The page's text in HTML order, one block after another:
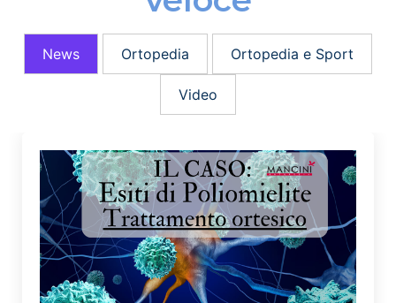
News Ortopedia Ortopedia e Sport
Video